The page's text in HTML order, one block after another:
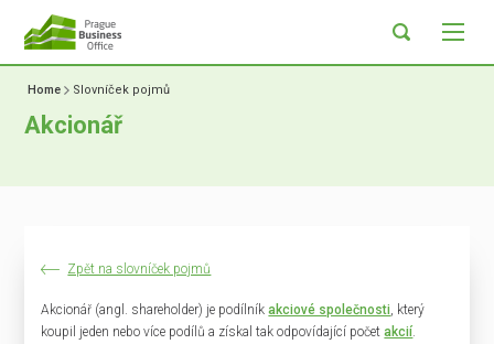
Home Slovníček pojmů
Akcionář
Zpět na slovníček pojmů
Akcionář (angl. shareholder) je podílníkakciové společnosti, který
koupil jeden nebo více podílů a získal tak odpovídající početakcií.